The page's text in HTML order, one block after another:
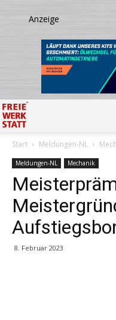
Start Meldungen-NL
Meldungen-NL Mechanik
8. Februar 2023